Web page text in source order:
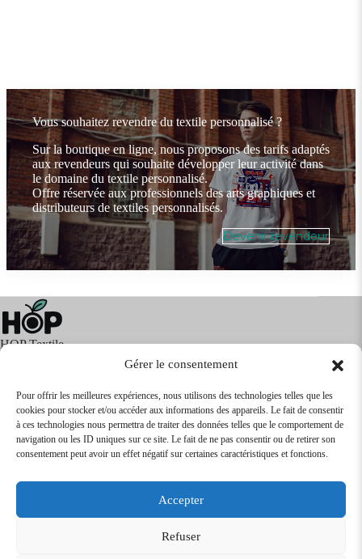
Gérer le consentement
Pour offrir les meilleures expériences, nous utilisons des technologies telles que les
cookies pour stocker et/ou accéder aux informations des appareils. Le fait de consentir
à ces technologies nous permettra de traiter des données telles que le comportement de
navigation ou les ID uniques sur ce site. Le fait de ne pas consentir ou de retirer son
consentement peut avoir un effet négatif sur certaines caractéristiques et fonctions.
Accepter
Refuser
Vous souhaitez revendre du textile personnalisé ?
Sur la boutique en ligne, nous proposons des tarifs adaptés
aux revendeurs qui souhaite développer leur activité dans
le domaine du textile personnalisé.
Offre réservée aux professionnels des arts graphiques et
distributeurs de textiles personnalisés.
Devenir revendeur
HOP Textile
Textile Articles Publicitaires
Infos
Boutique en ligne
Express 24H
Tarifs Revendeurs